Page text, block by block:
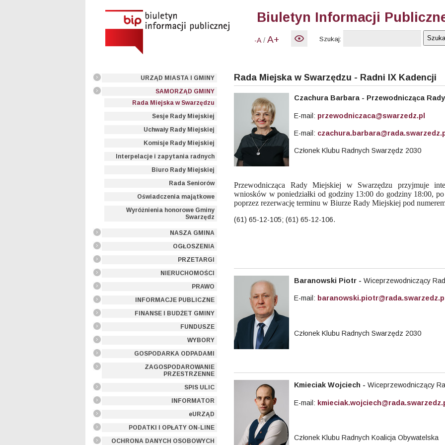
Biuletyn Informacji
-A / A+ Szukaj:
URZĄD MIASTA I GMINY
SAMORZĄD GMINY
Rada Miejska w Swarzędzu
Sesje Rady Miejskiej
Uchwały Rady Miejskiej
Komisje Rady Miejskiej
Interpelacje i zapytania radnych
Biuro Rady Miejskiej
Rada Seniorów
Oświadczenia majątkowe
Wyróżnienia honorowe Gminy
Swarzędz
NASZA GMINA
OGŁOSZENIA
PRZETARGI
NIERUCHOMOŚCI
PRAWO
INFORMACJE PUBLICZNE
FINANSE I BUDŻET GMINY
FUNDUSZE
WYBORY
GOSPODARKA ODPADAMI
ZAGOSPODAROWANIE
PRZESTRZENNE
SPIS ULIC
INFORMATOR
eURZĄD
PODATKI I OPŁATY ON-LINE
OCHRONA DANYCH OSOBOWYCH
Rada Miejska w Swarzędzu - Radni IX Kadencji
Czachura Barbara - Przewodnicząca
E-mail: przewodniczaca@swarzedz.pl
E-mail:
Członek Klubu Radnych Swarzędz 2030
Przewodnicząca Rady Miejskiej w Swarzędzu przyjmuje
wniosków w poniedziałki od godziny 13:00 do godziny 18:00,
poprzez rezerwację terminu w Biurze Rady Miejskiej pod
(61) 65-12-105; (61) 65-12-106.
Baranowski Piotr - Wiceprzewodniczący
E-mail:
Członek Klubu Radnych Swarzędz 2030
Kmieciak Wojciech - Wiceprzewodniczący
E-mail:
Członek Klubu Radnych Koalicja Obywatelska